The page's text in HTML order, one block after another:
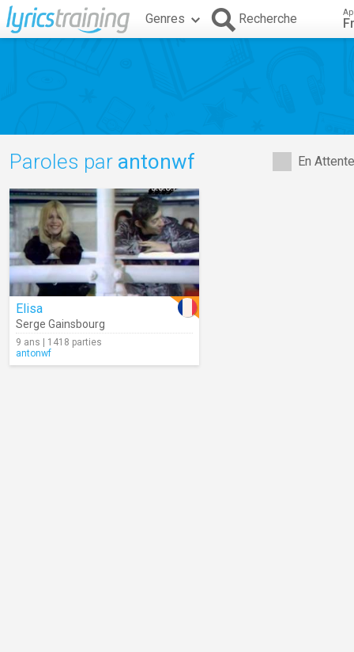
Genres Recherche
En
Paroles par antonwf
Elisa
Serge Gainsbourg
9 ans | 1418 parties
antonwf